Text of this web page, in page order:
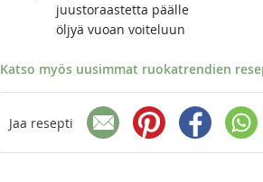
juustoraastetta päälle
öljyä vuoan voiteluun
Katso myös uusimmat ruokatrendien
Jaa resepti